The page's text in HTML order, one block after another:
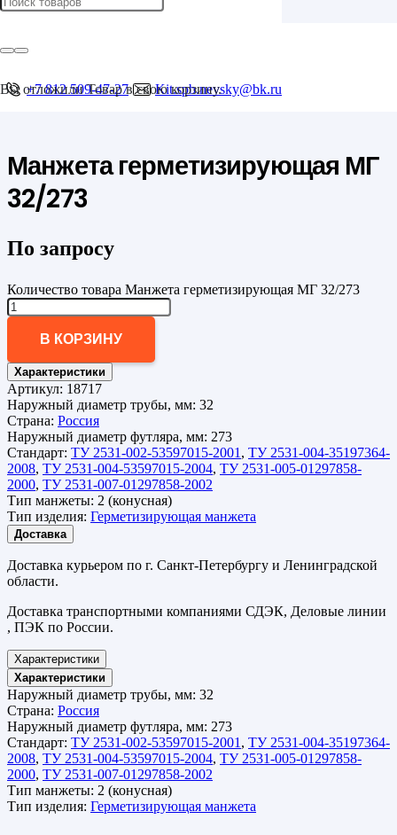
+7 812 509-47-27 Kit.spb.nevsky@bk.ru
Вы отложилиТоварв свою корзину.
Главная
/
Манжета герметизирующая МГ
32/273
По запросу
Количество товара Манжета герметизирующая МГ 32/273
В КОРЗИНУ
Характеристики
Артикул: 18717
Наружный диаметр трубы, мм: 32
Страна: Россия
Наружный диаметр футляра, мм: 273
Стандарт: ТУ 2531-002-53597015-2001 , ТУ 2531-004-35197364-
2008, ТУ 2531-004-53597015-2004, ТУ 2531-005-01297858-
2000, ТУ 2531-007-01297858-2002
Тип манжеты: 2 (конусная)
Тип изделия: Герметизирующая манжета
Доставка
Доставка курьером по г. Санкт-Петербургу и Ленинградской
области.
Доставка транспортными компаниями СДЭК, Деловые линии
, ПЭК по России.
Характеристики
Характеристики
Наружный диаметр трубы, мм: 32
Страна: Россия
Наружный диаметр футляра, мм: 273
Стандарт: ТУ 2531-002-53597015-2001 , ТУ 2531-004-35197364-
2008, ТУ 2531-004-53597015-2004, ТУ 2531-005-01297858-
2000, ТУ 2531-007-01297858-2002
Тип манжеты: 2 (конусная)
Тип изделия: Герметизирующая манжета